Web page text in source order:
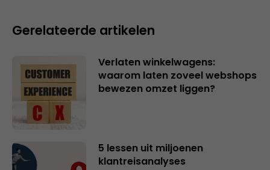
Gerelateerde artikelen
Verlaten winkelwagens:
waarom laten zoveel webshops
bewezen omzet liggen?
5 lessen uit miljoenen
klantreisanalyses